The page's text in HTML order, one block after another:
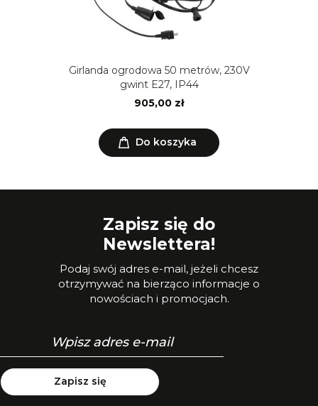
Girlanda ogrodowa 50 metrów, 230V
gwint E27, IP44
905,00 zł
Do koszyka
Zapisz się do
Newslettera!
Podaj swój adres e-mail, jeżeli chcesz
otrzymywać na bierząco informacje o
nowościach i promocjach.
Zapisz się